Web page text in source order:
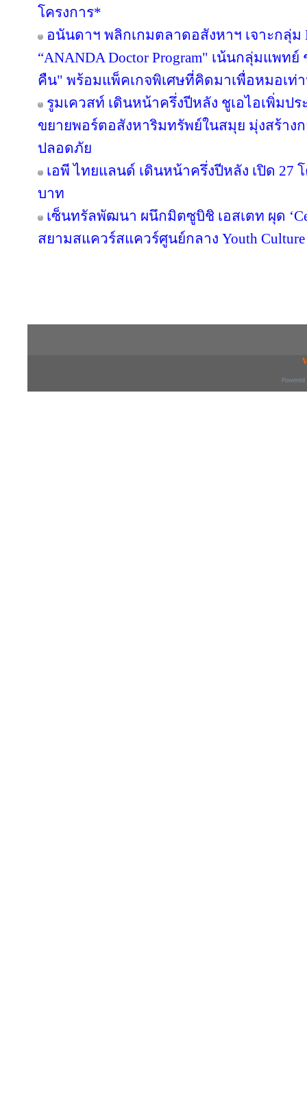
โครงการ*
อนันดาฯ พลิกเกมตลาดอสังหาฯ เจาะกลุ่ม
“ANANDA Doctor Program" เน้นกลุ่มแพท
คืน" พร้อมแพ็คเกจพิเศษที่คิดมาเพื่อหมอเท่
รูมเควสท์ เดินหน้าครึ่งปีหลัง ชูเอไอเพิ่มป
ขยายพอร์ตอสังหาริมทรัพย์ในสมุย มุ่งสร้าง
ปลอดภัย
เอพี ไทยแลนด์ เดินหน้าครึ่งปีหลัง เปิด 27
บาท
เซ็นทรัลพัฒนา ผนึกมิตซูบิชิ เอสเตท ผุด
สยามสแควร์สแควร์ศูนย์กลาง Youth